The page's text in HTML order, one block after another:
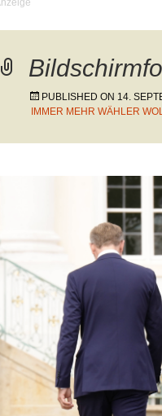
PUBLISHED ON 14.
IMMER MEHR WÄHLER